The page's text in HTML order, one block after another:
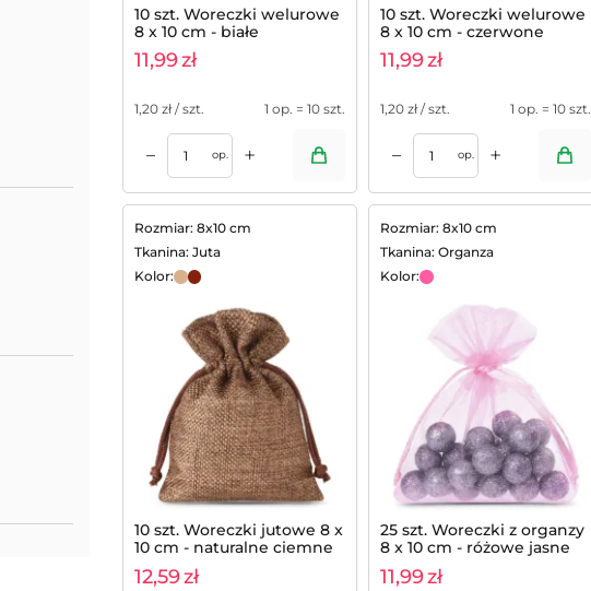
10 szt. Woreczki welurowe
8 x 10 cm - białe
11,99zł
1,20 zł / szt. 1 op. = 10 szt.
– op. +
10 szt. Woreczki welurowe
8 x 10 cm - czerwone
11,99zł
1,20 zł / szt. 1 op. = 10 szt.
– op. +
Rozmiar: 8x10 cm
Tkanina: Juta
Kolor:
10 szt. Woreczki jutowe 8 x
10 cm - naturalne ciemne
12,59zł
Rozmiar: 8x10 cm
Tkanina: Organza
Kolor:
25 szt. Woreczki z organzy
8 x 10 cm - różowe jasne
11,99zł